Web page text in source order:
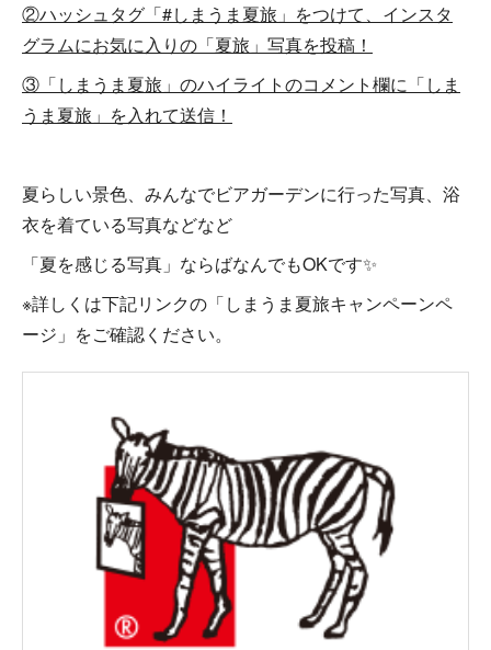
②ハッシュタグ「#しまうま夏旅」をつけて、インスタ
グラムにお気に入りの「夏旅」写真を投稿！
③「しまうま夏旅」のハイライトのコメント欄に「しま
うま夏旅」を入れて送信！
夏らしい景色、みんなでビアガーデンに行った写真、浴
衣を着ている写真などなど
「夏を感じる写真」ならばなんでもOKです✨
※詳しくは下記リンクの「しまうま夏旅キャンペーンペ
ージ」をご確認ください。